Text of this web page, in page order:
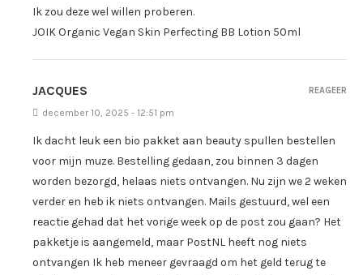
Ik zou deze wel willen proberen.
JOIK Organic Vegan Skin Perfecting BB Lotion 50ml
JACQUES
december 10, 2025 - 12:51 pm
Ik dacht leuk een bio pakket aan beauty spullen bestellen
voor mijn muze. Bestelling gedaan, zou binnen 3 dagen
worden bezorgd, helaas niets ontvangen. Nu zijn we 2 weken
verder en heb ik niets ontvangen. Mails gestuurd, wel een
reactie gehad dat het vorige week op de post zou gaan? Het
pakketje is aangemeld, maar PostNL heeft nog niets
ontvangen Ik heb meneer gevraagd om het geld terug te
REAGEER